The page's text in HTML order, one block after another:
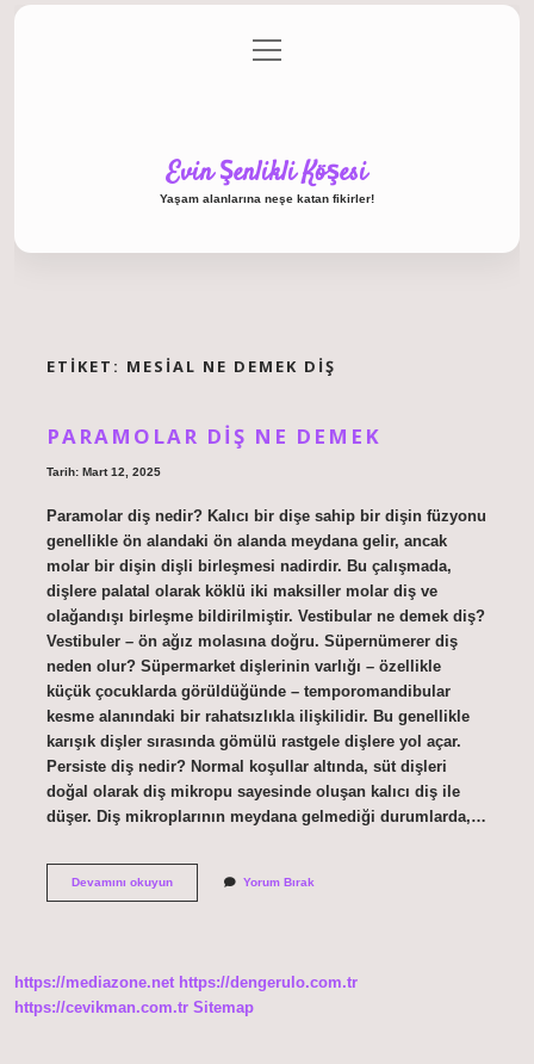
Gizlilik Politikası
menüyü
aç
Evin Şenlikli Köşesi
Yaşam alanlarına neşe katan fikirler!
ETIKET: MESIAL NE DEMEK DIŞ
PARAMOLAR DIŞ NE DEMEK
Tarih: Mart 12, 2025
Paramolar diş nedir? Kalıcı bir dişe sahip bir dişin füzyonu
genellikle ön alandaki ön alanda meydana gelir, ancak
molar bir dişin dişli birleşmesi nadirdir. Bu çalışmada,
dişlere palatal olarak köklü iki maksiller molar diş ve
olağandışı birleşme bildirilmiştir. Vestibular ne demek diş?
Vestibuler – ön ağız molasına doğru. Süpernümerer diş
neden olur? Süpermarket dişlerinin varlığı – özellikle
küçük çocuklarda görüldüğünde – temporomandibular
kesme alanındaki bir rahatsızlıkla ilişkilidir. Bu genellikle
karışık dişler sırasında gömülü rastgele dişlere yol açar.
Persiste diş nedir? Normal koşullar altında, süt dişleri
doğal olarak diş mikropu sayesinde oluşan kalıcı diş ile
düşer. Diş mikroplarının meydana gelmediği durumlarda,…
Devamını okuyunParamolar
Yorum Bırak
https://mediazone.net https://dengerulo.com.tr
https://cevikman.com.tr Sitemap